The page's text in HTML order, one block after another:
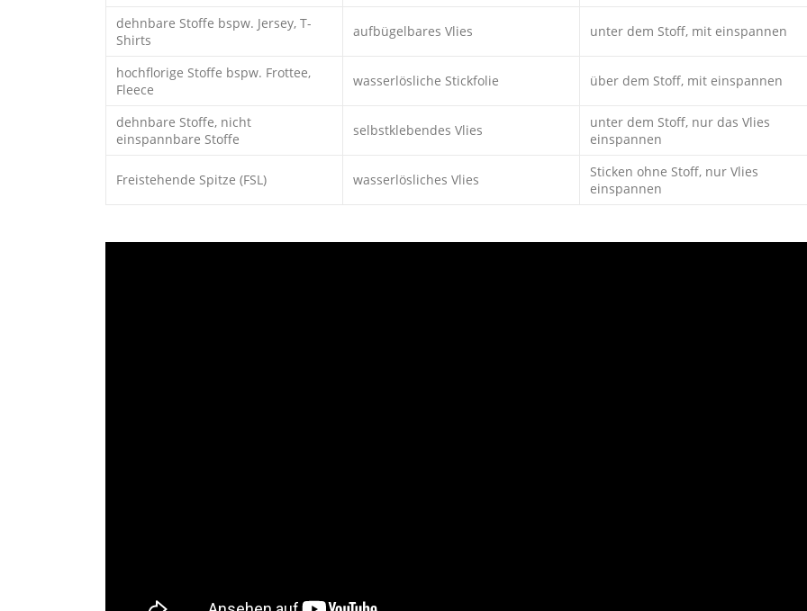
dehnbare Stoffe bspw. Jersey, T-
Shirts
aufbügelbares Vlies unter dem Stoff, mit einspannen
hochflorige Stoffe bspw. Frottee,
Fleece
wasserlösliche Stickfolie über dem Stoff, mit einspannen
dehnbare Stoffe, nicht
einspannbare Stoffe
selbstklebendes Vlies
unter dem Stoff, nur das Vlies
einspannen
Freistehende Spitze (FSL) wasserlösliches Vlies
Sticken ohne Stoff, nur Vlies
einspannen